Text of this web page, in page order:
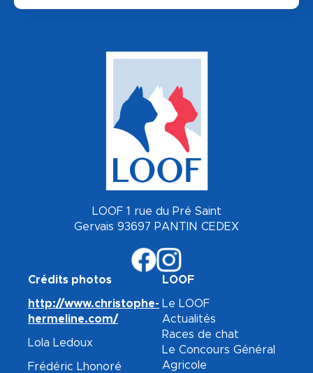
LOOF 1 rue du Pré Saint
Gervais 93697 PANTIN CEDEX
Crédits photos
http://www.christophe-
hermeline.com/
Lola Ledoux
Frédéric Lhonoré
LOOF
Le LOOF
Actualités
Races de chat
Le Concours Général
Agricole